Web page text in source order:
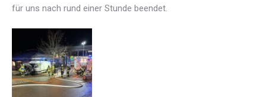
für uns nach rund einer Stunde beendet.